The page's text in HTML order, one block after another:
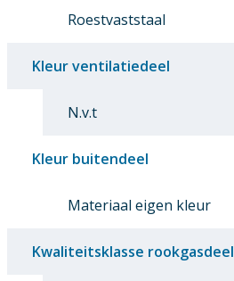
Roestvaststaal
Kleur ventilatiedeel
N.v.t
Kleur buitendeel
Materiaal eigen kleur
Kwaliteitsklasse rookgasdeel